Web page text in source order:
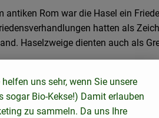
antiken Rom war die Hasel ein
hatten als
Haselzweige dienten auch als
sehr altes Nahrungsmittel dürfte
uns sehr, wenn Sie unsere
sogar Bio-Kekse!) Damit erlauben
zu sammeln. Da uns Ihre